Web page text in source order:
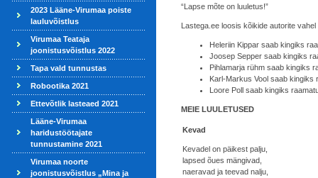
2023 Lääne-Virumaa poiste
lauluvõistlus
Virumaa Teataja
joonistusvõistlus 2022
Tapa vald tunnustas
Robootika 2021
Ettevõtlik lasteaed 2021
Lääne-Virumaa
haridustöötajate
tunnustamine 2021
Virumaa noorte
joonistusvõistlus „Mina ja
“Lapse mõte on luuletus!”
Lastega.ee loosis kõikide autorite
Heleriin Kippar saab kingiks
Joosep Sepper saab kingiks
Pihlamarja rühm saab kingiks
Karl-Markus Vool saab kingiks
Loore Poll saab kingiks
MEIE LUULETUSED
Kevad
Kevadel on päikest palju,
lapsed õues mängivad,
naeravad ja teevad nalju,